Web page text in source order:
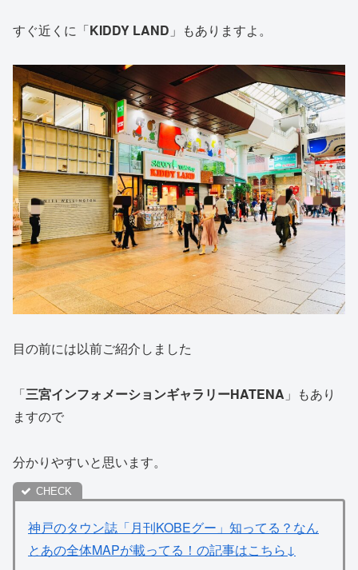
すぐ近くに「KIDDY LAND 」もありますよ。
目の前には以前ご紹介しました
「三宮インフォメーションギャラリーHATENA 」もあり
ますので
分かりやすいと思います。
神戸のタウン誌「月刊KOBEグー」知ってる？なん
とあの全体MAPが載ってる！の記事はこちら↓